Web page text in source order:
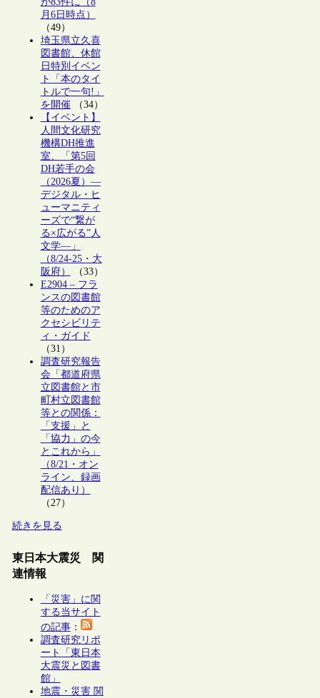
月6日時点）
（49）
埼玉県立久喜
図書館、休館
日特別イベン
ト「本のタイ
トルで一句!」
を開催（34）
【イベント】
人間文化研究
機構DH推進
室、「第5回
DH若手の会
（2026夏）―
デジタル・ヒ
ューマニティ
ーズで“繋が
る×広がる”人
文学―」
（8/24-25・大
阪府）
（33）
E2904 – フラ
ンスの図書館
等のためのア
クセシビリテ
ィ・ガイド
（31）
調査研究報告
会「都道府県
立図書館と市
町村立図書館
等との関係：
「支援」と
「協力」の今
とこれから」
（8/21・オン
ライン、録画
配信あり）
（27）
続きを見る
東日本大震災 関
連情報
「災害」に関
する当サイト
の記事：
調査研究リポ
ート「東日本
大震災と図書
館」
地震・災害 関